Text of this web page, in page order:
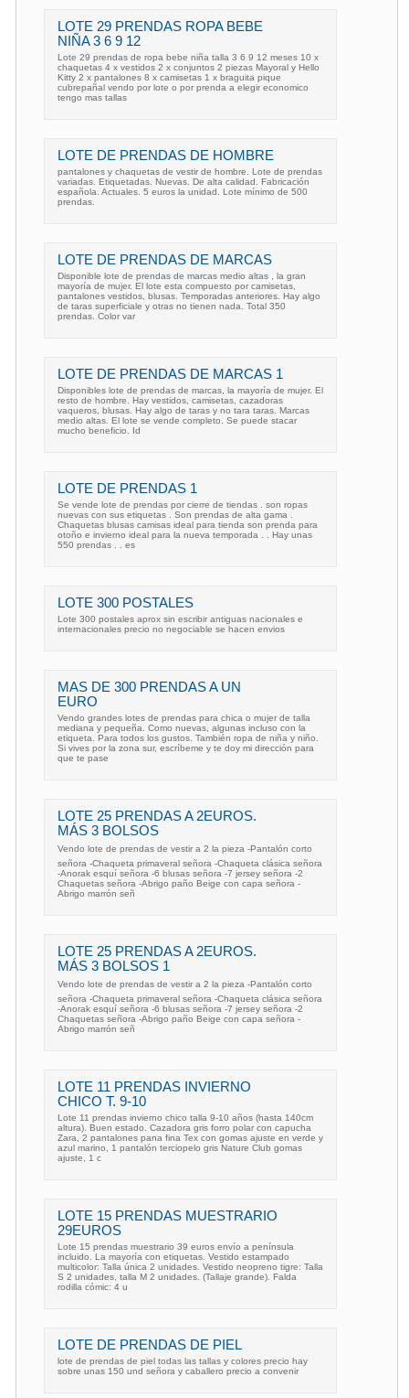
LOTE 29 PRENDAS ROPA BEBE
NIÑA 3 6 9 12
Lote 29 prendas de ropa bebe niña talla 3 6 9 12 meses 10 x
chaquetas 4 x vestidos 2 x conjuntos 2 piezas Mayoral y Hello
Kitty 2 x pantalones 8 x camisetas 1 x braguita pique
cubrepañal vendo por lote o por prenda a elegir economico
tengo mas tallas
LOTE DE PRENDAS DE HOMBRE
pantalones y chaquetas de vestir de hombre. Lote de prendas
variadas. Etiquetadas. Nuevas. De alta calidad. Fabricación
española. Actuales. 5 euros la unidad. Lote mínimo de 500
prendas.
LOTE DE PRENDAS DE MARCAS
Disponible lote de prendas de marcas medio altas , la gran
mayoría de mujer. El lote esta compuesto por camisetas,
pantalones vestidos, blusas. Temporadas anteriores. Hay algo
de taras superficiale y otras no tienen nada. Total 350
prendas. Color var
LOTE DE PRENDAS DE MARCAS 1
Disponibles lote de prendas de marcas, la mayoría de mujer. El
resto de hombre. Hay vestidos, camisetas, cazadoras
vaqueros, blusas. Hay algo de taras y no tara taras. Marcas
medio altas. El lote se vende completo. Se puede stacar
mucho beneficio. Id
LOTE DE PRENDAS 1
Se vende lote de prendas por cierre de tiendas . son ropas
nuevas con sus etiquetas . Son prendas de alta gama .
Chaquetas blusas camisas ideal para tienda son prenda para
otoño e invierno ideal para la nueva temporada . . Hay unas
550 prendas . . es
LOTE 300 POSTALES
Lote 300 postales aprox sin escribir antiguas nacionales e
internacionales precio no negociable se hacen envios
MAS DE 300 PRENDAS A UN
EURO
Vendo grandes lotes de prendas para chica o mujer de talla
mediana y pequeña. Como nuevas, algunas incluso con la
etiqueta. Para todos los gustos. También ropa de niña y niño.
Si vives por la zona sur, escríbeme y te doy mi dirección para
que te pase
LOTE 25 PRENDAS A 2EUROS.
MÁS 3 BOLSOS
Vendo lote de prendas de vestir a 2 la pieza -Pantalón corto
señora -Chaqueta primaveral señora -Chaqueta clásica señora
-Anorak esquí señora -6 blusas señora -7 jersey señora -2
Chaquetas señora -Abrigo paño Beige con capa señora -
Abrigo marrón señ
LOTE 25 PRENDAS A 2EUROS.
MÁS 3 BOLSOS 1
Vendo lote de prendas de vestir a 2 la pieza -Pantalón corto
señora -Chaqueta primaveral señora -Chaqueta clásica señora
-Anorak esquí señora -6 blusas señora -7 jersey señora -2
Chaquetas señora -Abrigo paño Beige con capa señora -
Abrigo marrón señ
LOTE 11 PRENDAS INVIERNO
CHICO T. 9-10
Lote 11 prendas invierno chico talla 9-10 años (hasta 140cm
altura). Buen estado. Cazadora gris forro polar con capucha
Zara, 2 pantalones pana fina Tex con gomas ajuste en verde y
azul marino, 1 pantalón terciopelo gris Nature Club gomas
ajuste, 1 c
LOTE 15 PRENDAS MUESTRARIO
29EUROS
Lote 15 prendas muestrario 39 euros envío a península
incluido. La mayoría con etiquetas. Vestido estampado
multicolor: Talla única 2 unidades. Vestido neopreno tigre: Talla
S 2 unidades, talla M 2 unidades. (Tallaje grande). Falda
rodilla cómic: 4 u
LOTE DE PRENDAS DE PIEL
lote de prendas de piel todas las tallas y colores precio hay
sobre unas 150 und señora y caballero precio a convenir